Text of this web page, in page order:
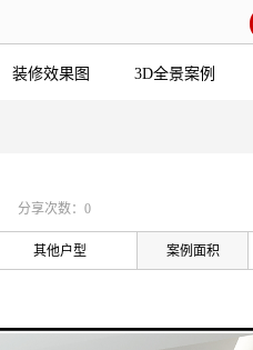
装修效果图 3D全景案例
分享次数：0
其他户型 案例面积